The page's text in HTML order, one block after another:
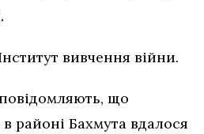
вивчення війни.
що
районі Бахмута вдалося